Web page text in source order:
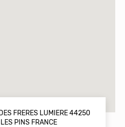
FRERES LUMIERE 44250
PINS FRANCE